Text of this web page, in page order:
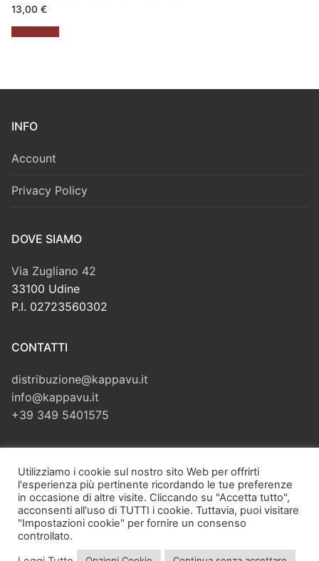
13,00 €
INFO
Account
Privacy Policy
DOVE SIAMO
Via Zugliano 42
33100 Udine
P.I. 02723560302
CONTATTI
distribuzione@kappavu.it
info@kappavu.it
+39 349 5401575
Cerca:
Utilizziamo i cookie sul nostro sito Web per offrirti
l'esperienza più pertinente ricordando le tue preferenze
in occasione di altre visite. Cliccando su "Accetta tutto",
acconsenti all'uso di TUTTI i cookie. Tuttavia, puoi visitare
"Impostazioni cookie" per fornire un consenso
controllato.